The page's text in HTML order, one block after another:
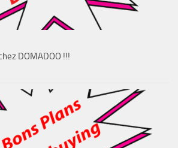
DOMADOO !!!